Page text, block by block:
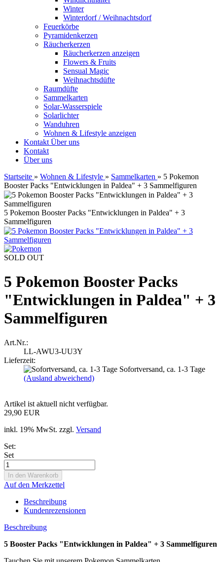
Winter
Winterdorf / Weihnachtsdorf
Feuerkörbe
Pyramidenkerzen
Räucherkerzen
Räucherkerzen anzeigen
Flowers & Fruits
Sensual Magic
Weihnachtsdüfte
Raumdüfte
Sammelkarten
Solar-Wasserspiele
Solarlichter
Wanduhren
Wohnen & Lifestyle anzeigen
Kontakt Über uns
Kontakt
Über uns
Startseite » Wohnen & Lifestyle » Sammelkarten » 5 Pokemon
Booster Packs "Entwicklungen in Paldea" + 3 Sammelfiguren
5 Pokemon Booster Packs "Entwicklungen in Paldea" + 3
Sammelfiguren
SOLD OUT
5 Pokemon Booster Packs
"Entwicklungen in Paldea" + 3
Sammelfiguren
Art.Nr.:
LL-AWU3-UU3Y
Lieferzeit:
Sofortversand, ca. 1-3 Tage
(Ausland abweichend)
Artikel ist aktuell nicht verfügbar.
29,90 EUR
inkl. 19% MwSt. zzgl. Versand
Set:
Set
Auf den Merkzettel
Beschreibung
Kundenrezensionen
Beschreibung
5 Booster Packs "Entwicklungen in Paldea" + 3 Sammelfiguren